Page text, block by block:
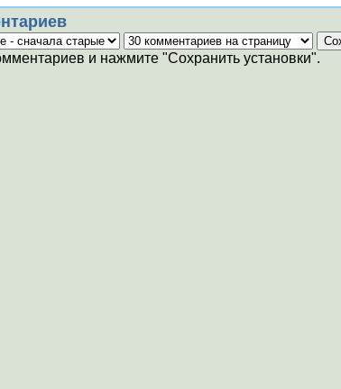
и нажмите "Сохранить установки".